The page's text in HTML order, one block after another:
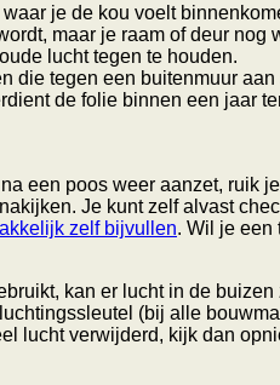
waar je de kou voelt
maar je raam of deur nog
lucht tegen te houden.
die tegen een buitenmuur
de folie binnen een jaar
een poos weer aanzet, ruik
Je kunt zelf alvast
zelf bijvullen. Wil je een
kan er lucht in de
(bij alle
lucht verwijderd, kijk dan